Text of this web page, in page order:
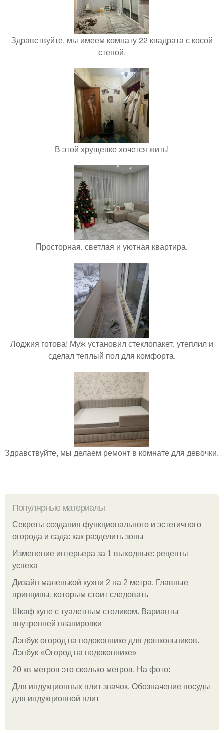
Здравствуйте, мы имеем комнату 22 квадрата с косой
стеной.
В этой хрущевке хочется жить!
Просторная, светлая и уютная квартира.
Лоджия готова! Муж установил стеклопакет, утеплил и
сделал теплый пол для комфорта.
Здравствуйте, мы делаем ремонт в комнате для девочки.
Популярные материалы
Секреты создания функционального и эстетичного
огорода и сада: как разделить зоны
Изменение интерьера за 1 выходные: рецепты
успеха
Дизайн маленькой кухни 2 на 2 метра. Главные
принципы, которым стоит следовать
Шкаф купе с туалетным столиком. Варианты
внутренней планировки
Лэпбук огород на подоконнике для дошкольников.
Лэпбук «Огород на подоконнике»
20 кв метров это сколько метров. На фото:
Для индукционных плит значок. Обозначение посуды
для индукционной плит